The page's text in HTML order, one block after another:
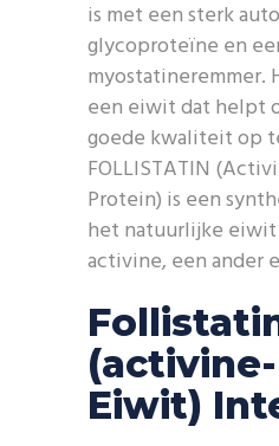
is met een sterk
glycoproteïne en
myostatineremmer.
een eiwit dat helpt
goede kwaliteit op
FOLLISTATIN
Protein) is een
het natuurlijke
activine, een ander
Eiwit)